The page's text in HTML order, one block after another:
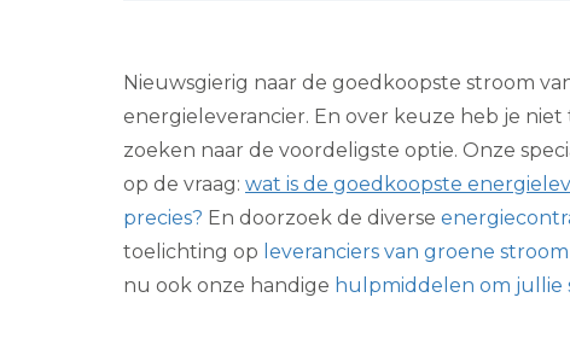
Nieuwsgierig naar de goedkoopste stroom
energieleverancier. En over keuze heb je
zoeken naar de voordeligste optie. Onze
op de vraag: wat is de goedkoopste
precies? En doorzoek de diverse
toelichting op leveranciers van groene
nu ook onze handige hulpmiddelen om